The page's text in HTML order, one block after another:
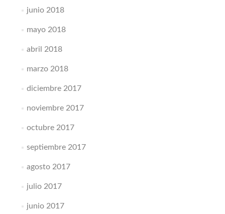
junio 2018
mayo 2018
abril 2018
marzo 2018
diciembre 2017
noviembre 2017
octubre 2017
septiembre 2017
agosto 2017
julio 2017
junio 2017